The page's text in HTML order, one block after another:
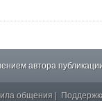
автора
общения